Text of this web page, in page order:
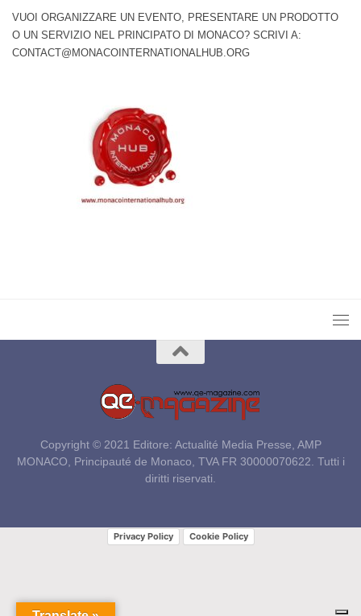
VUOI ORGANIZZARE UN EVENTO, PRESENTARE UN PRODOTTO
O UN SERVIZIO NEL PRINCIPATO DI MONACO? SCRIVI A:
CONTACT@MONACOINTERNATIONALHUB.ORG
Copyright © 2021 Editore: Actualité Media Presse, AMP
MONACO, Principauté de Monaco, TVA FR 30000070622. Tutti i
diritti riservati.
Privacy Policy Cookie Policy